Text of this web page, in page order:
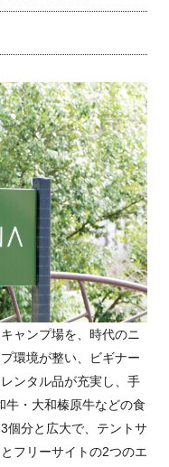
ャンプ場を、時代のニ
環境が整い、ビギナー
ンタル品が充実し、手
牛・大和榛原牛などの食
個分と広大で、テントサ
フリーサイトの2つのエ